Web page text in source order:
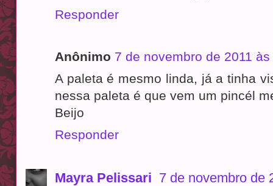
Responder
Anônimo 7 de novembro de 2011
A paleta é mesmo linda, já a tinha
nessa paleta é que vem um pincél
Beijo
Responder
Mayra Pelissari 7 de novembro de